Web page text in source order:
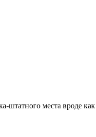
штатного места вроде